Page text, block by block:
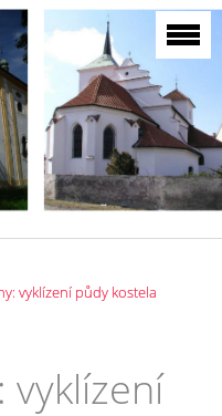
vyklízení půdy kostela
vyklízení